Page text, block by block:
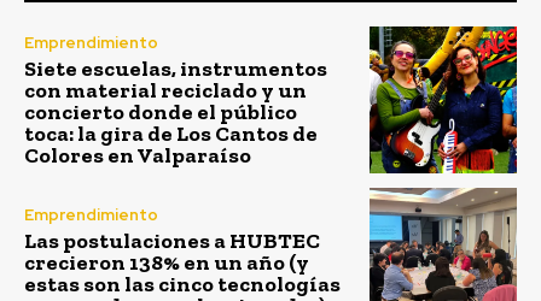
Emprendimiento
Siete escuelas, instrumentos
con material reciclado y un
concierto donde el público
toca: la gira de Los Cantos de
Colores en Valparaíso
Emprendimiento
Las postulaciones a HUBTEC
crecieron 138% en un año (y
estas son las cinco tecnologías